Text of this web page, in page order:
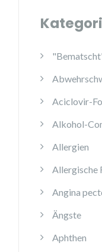
Aciclovir-
Alkohol-
Allergien
Allergische
Angina
Ängste
Aphthen